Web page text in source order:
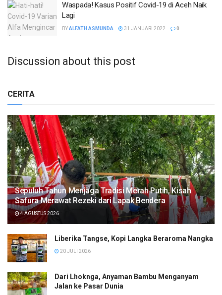
Waspada! Kasus Positif Covid-19 di Aceh Naik
Lagi
BYALFATH ASMUNDA 31 JANUARI 2022 0
Discussion about this post
CERITA
Sepuluh Tahun Menjaga Tradisi Merah Putih, Kisah
Safura Merawat Rezeki dari Lapak Bendera
4 AGUSTUS 2026
Liberika Tangse, Kopi Langka Beraroma Nangka
20 JULI 2026
Dari Lhoknga, Anyaman Bambu Menganyam
Jalan ke Pasar Dunia